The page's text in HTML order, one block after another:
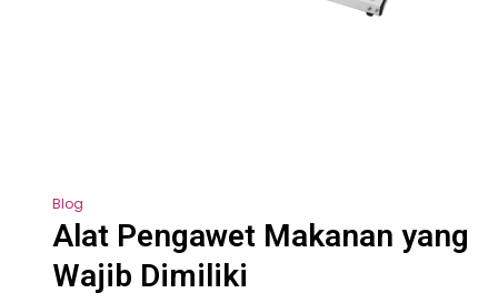
Blog
Alat Pengawet Makanan yang
Wajib Dimiliki